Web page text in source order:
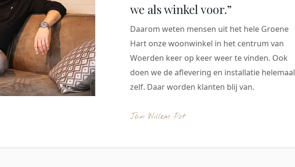
we als winkel voor.”
Daarom weten mensen uit het hele Groene
Hart onze woonwinkel in het centrum van
Woerden keer op keer weer te vinden. Ook
doen we de aflevering en installatie helemaal
zelf. Daar worden klanten blij van.
Jan Willem Pot